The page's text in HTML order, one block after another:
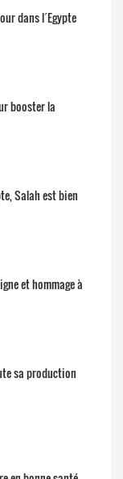
dans l´Egypte
booster la
Salah est bien
et hommage à
sa production